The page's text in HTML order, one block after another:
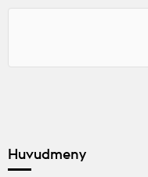
Huvudmeny